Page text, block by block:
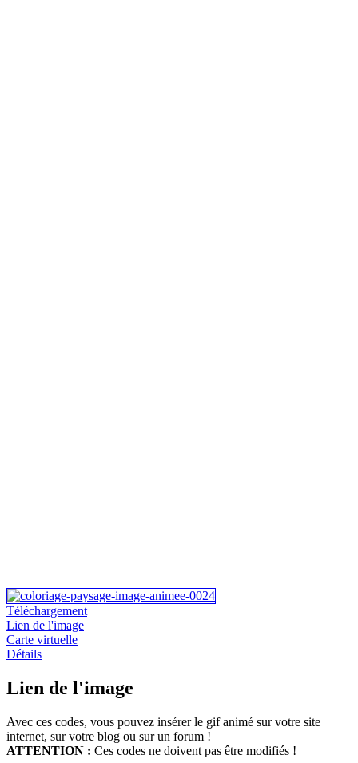
Téléchargement
Lien de l'image
Carte virtuelle
Détails
Lien de l'image
Avec ces codes, vous pouvez insérer le gif animé sur votre site
internet, sur votre blog ou sur un forum !
ATTENTION : Ces codes ne doivent pas être modifiés !